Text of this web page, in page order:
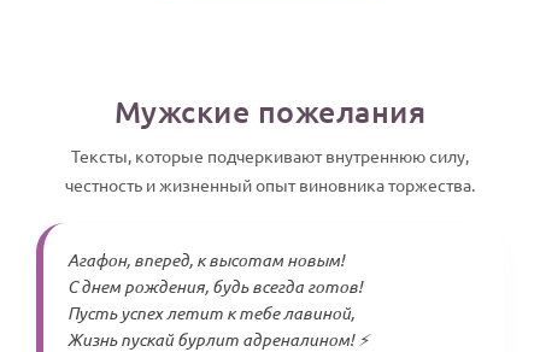
Мужские пожелания
Тексты, которые подчеркивают внутреннюю силу,
честность и жизненный опыт виновника торжества.
Агафон, вперед, к высотам новым!
С днем рождения, будь всегда готов!
Пусть успех летит к тебе лавиной,
Жизнь пускай бурлит адреналином! ⚡